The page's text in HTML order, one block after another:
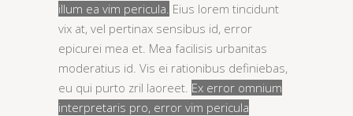
illum ea vim pericula. Eius lorem tincidunt
vix at, vel pertinax sensibus id, error
epicurei mea et. Mea facilisis urbanitas
moderatius id. Vis ei rationibus definiebas,
eu qui purto zril laoreet. Ex error omnium
interpretaris pro, error vim pericula